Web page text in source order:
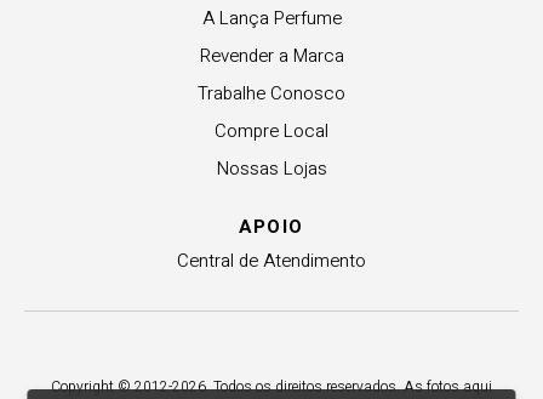
A Lança Perfume
Revender a Marca
Trabalhe Conosco
Compre Local
Nossas Lojas
APOIO
Central de Atendimento
Copyright © 2012-2026. Todos os direitos reservados. As fotos aqui